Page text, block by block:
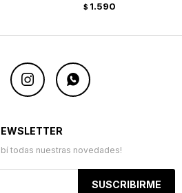
$ 1.590
 
todas nuestras novedades!
SUSCRIBIRME